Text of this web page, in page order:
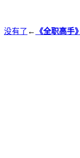
没有了 ← 《全职高手》